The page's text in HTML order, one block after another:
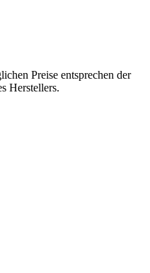
Preise entsprechen der
Herstellers.